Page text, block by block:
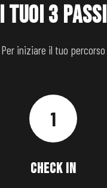
I TUOI 3 PASSI
Per iniziare il tuo percorso
1
CHECK IN